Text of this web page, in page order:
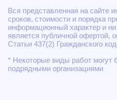
Вся представленная на сайте
сроков, стоимости и порядка
информационный характер и
является публичной офертой,
Статьи 437(2) Гражданского
* Некоторые виды работ могут
подрядными организациями